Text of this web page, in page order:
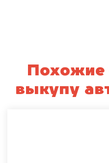
Похожие
выкупу